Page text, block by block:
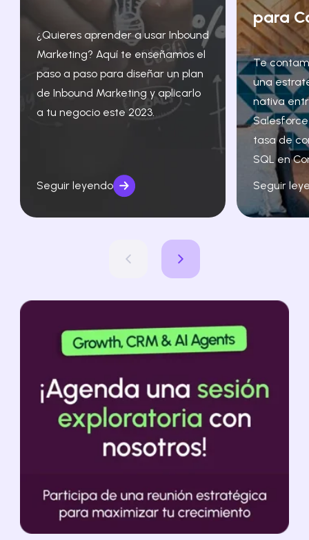
¿Quieres aprender a usar Inbound
Marketing? Aquí te enseñamos el
paso a paso para diseñar un plan
de Inbound Marketing y aplicarlo
a tu negocio este 2023.
Seguir leyendo
para
Te
una
nativa
tasa de
SQL en
Seguir